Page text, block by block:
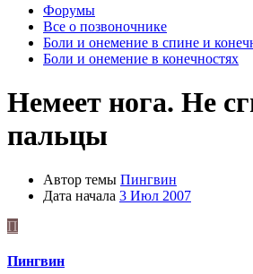
Форумы
Все о позвоночнике
Боли и онемение в спине и
Боли и онемение в конечностях
Немеет нога. Не
пальцы
Автор темы Пингвин
Дата начала 3 Июл 2007
П
Пингвин